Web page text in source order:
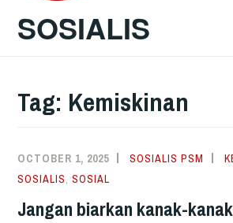
SOSIALIS
Tag: Kemiskinan
OCTOBER 1, 2025 SOSIALIS PSM
SOSIALIS,SOSIAL
Jangan biarkan kanak-